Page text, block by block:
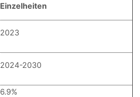
Einzelheiten
2023
2024-2030
6.9%